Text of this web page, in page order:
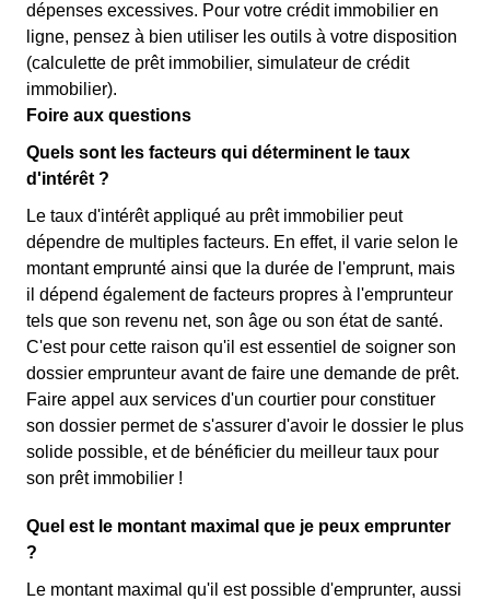
dépenses excessives. Pour votre crédit immobilier en
ligne, pensez à bien utiliser les outils à votre disposition
(calculette de prêt immobilier, simulateur de crédit
immobilier).
Foire aux questions
Quels sont les facteurs qui déterminent le taux
d'intérêt ?
Le taux d'intérêt appliqué au prêt immobilier peut
dépendre de multiples facteurs. En effet, il varie selon le
montant emprunté ainsi que la durée de l'emprunt, mais
il dépend également de facteurs propres à l'emprunteur
tels que son revenu net, son âge ou son état de santé.
C'est pour cette raison qu'il est essentiel de soigner son
dossier emprunteur avant de faire une demande de prêt.
Faire appel aux services d'un courtier pour constituer
son dossier permet de s'assurer d'avoir le dossier le plus
solide possible, et de bénéficier du meilleur taux pour
son prêt immobilier !
Quel est le montant maximal que je peux emprunter
?
Le montant maximal qu'il est possible d'emprunter, aussi